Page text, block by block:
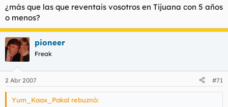
¿más que las que reventais vosotros en Tijuana con 5 años
o menos?
pioneer
Freak
2 Abr 2007 #71
Yum_Kaax_Pakal rebuznó: